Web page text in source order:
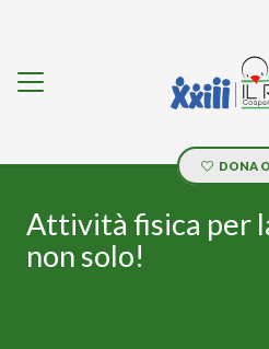
DONA
Attività fisica per
non solo!